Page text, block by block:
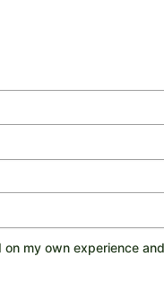
my own experience